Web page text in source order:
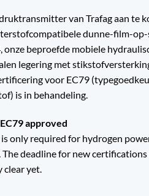
van Trafag aan te
dunne-film-
onze beproefde mobiele
legering met
voor EC79
is in behandeling.
approved
only required for hydrogen
deadline for new
yet.